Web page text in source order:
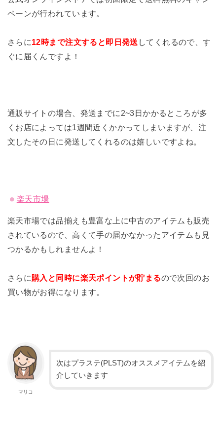
ペーンが行われています。
さらに12時まで注文すると即日発送 してくれるので、す
ぐに届くんですよ！
通販サイトの場合、発送までに2~3日かかるところが多
くお店によっては1週間近くかかってしまいますが、注
文したその日に発送してくれるのは嬉しいですよね。
楽天市場
楽天市場では品揃えも豊富な上に中古のアイテムも販売
されているので、高くて手の届かなかったアイテムも見
つかるかもしれませんよ！
さらに購入と同時に楽天ポイントが貯まるので次回のお
買い物がお得になります。
マリコ
次はプラステ(PLST)のオススメアイテムを紹
介していきます